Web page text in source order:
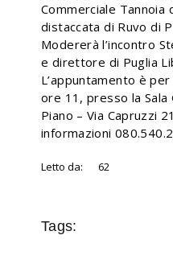
Commerciale Tannoia
distaccata di Ruvo di
Modererà l’incontro
e direttore di Puglia
L’appuntamento è
ore 11, presso la
Piano – Via Capruzzi
informazioni
Letto da: 62
Tags: